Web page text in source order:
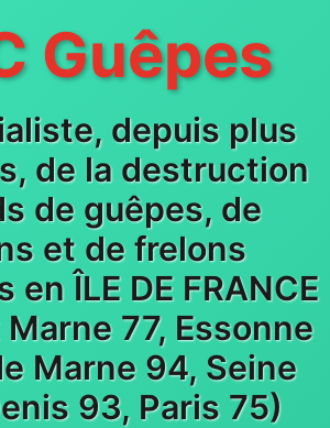
Guêpes
depuis plus
de la destruction
de guêpes, de
et de frelons
en ÎLE DE FRANCE
77, Essonne
Marne 94, Seine
93, Paris 75)